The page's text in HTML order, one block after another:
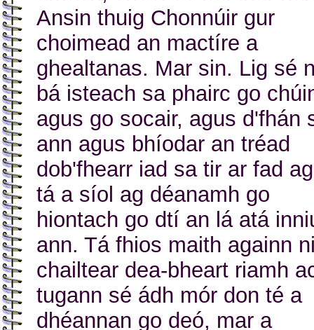
Ansin thuig Chonnúir gur
choimead an mactíre a
ghealtanas. Mar sin. Lig sé
bá isteach sa phairc go
agus go socair, agus d'fhán
ann agus bhíodar an tréad
dob'fhearr iad sa tir ar fad
tá a síol ag déanamh go
hiontach go dtí an lá atá
ann. Tá fhios maith againn
chailtear dea-bheart riamh
tugann sé ádh mór don té a
dhéannan go deó, mar a